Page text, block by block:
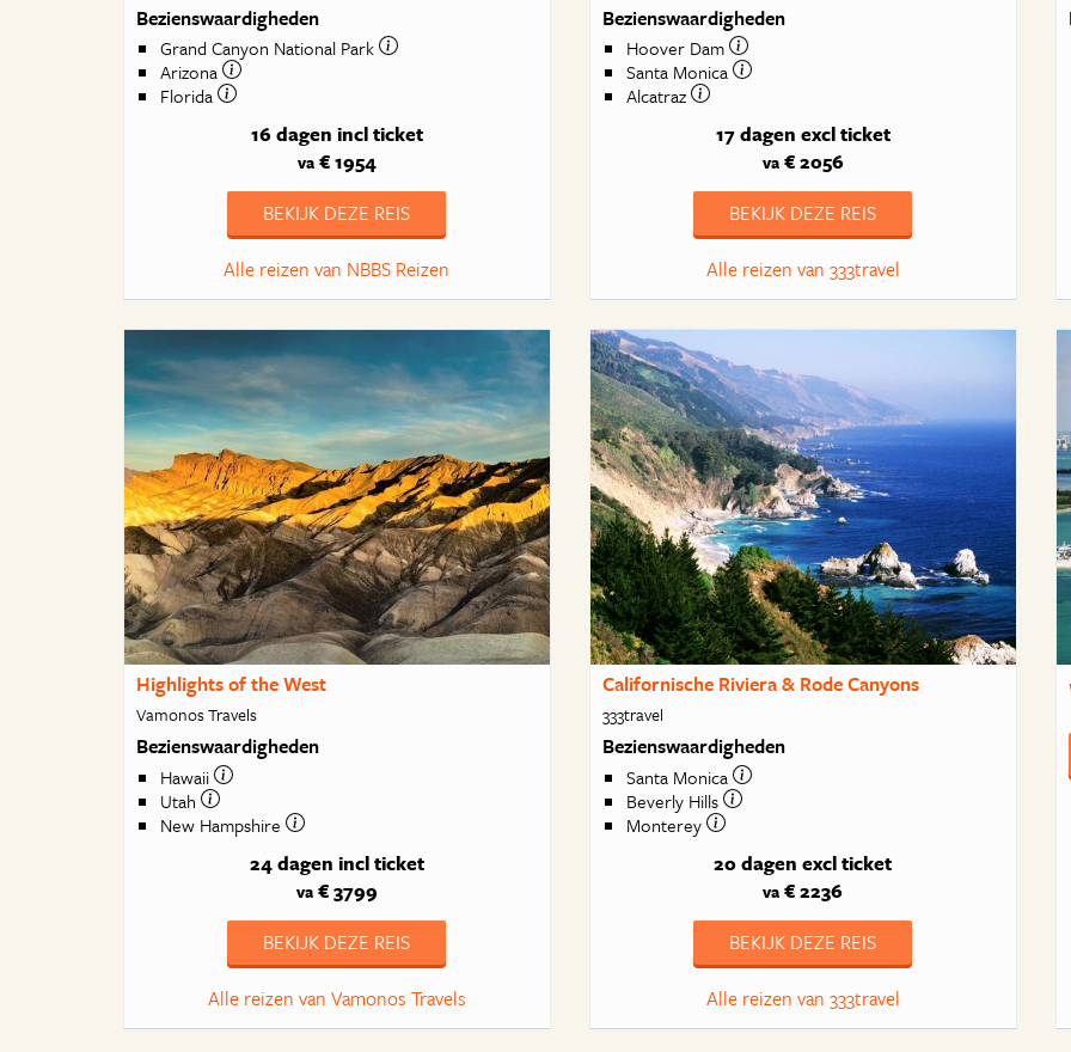
Bezienswaardigheden
Grand Canyon National Park
Arizona
Florida
16 dagen incl ticket
va€ 1954
BEKIJK DEZE REIS
Alle reizen van NBBS Reizen
Bezienswaardigheden
Hoover Dam
Santa Monica
Alcatraz
17 dagen excl ticket
va€ 2056
BEKIJK DEZE REIS
Alle reizen van 333travel
Highlights of the West
Vamonos Travels
Bezienswaardigheden
Hawaii
Utah
New Hampshire
24 dagen incl ticket
va€ 3799
BEKIJK DEZE REIS
Alle reizen van Vamonos Travels
Californische Riviera & Rode Canyons
333travel
Bezienswaardigheden
Santa Monica
Beverly Hills
Monterey
20 dagen excl ticket
va € 2236
BEKIJK DEZE REIS
Alle reizen van 333travel